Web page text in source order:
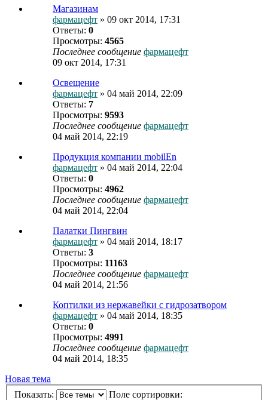
Магазинам
фармацефт » 09 окт 2014, 17:31
Ответы: 0
Просмотры: 4565
Последнее сообщение фармацефт
09 окт 2014, 17:31
Освещение
фармацефт » 04 май 2014, 22:09
Ответы: 7
Просмотры: 9593
Последнее сообщение фармацефт
04 май 2014, 22:19
Продукция компании mobilEn
фармацефт » 04 май 2014, 22:04
Ответы: 0
Просмотры: 4962
Последнее сообщение фармацефт
04 май 2014, 22:04
Палатки Пингвин
фармацефт » 04 май 2014, 18:17
Ответы: 3
Просмотры: 11163
Последнее сообщение фармацефт
04 май 2014, 21:56
Коптилки из нержавейки с гидрозатвором
фармацефт » 04 май 2014, 18:35
Ответы: 0
Просмотры: 4991
Последнее сообщение фармацефт
04 май 2014, 18:35
Новая тема
Показать:
Поле сортировки: